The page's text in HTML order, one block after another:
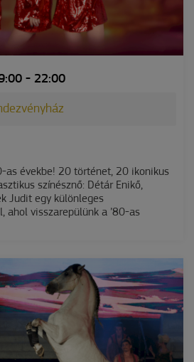
- 22:00
as évekbe! 20 történet, 20 ikonikus
színésznő: Détár Enikő,
Judit egy különleges
ahol visszarepülünk a ’80-as